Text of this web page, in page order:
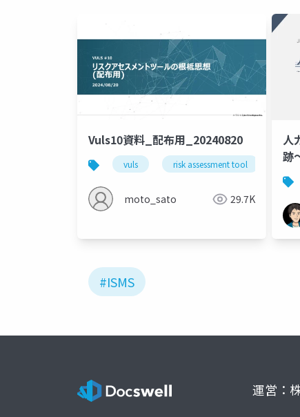
Vuls10資料_配布用_20240820
vuls risk assessment tool
moto_sato 29.7K
人
跡
を
#ISMS
運営：